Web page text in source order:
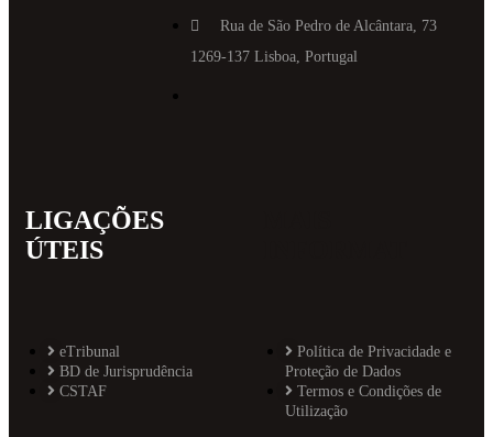
Rua de São Pedro de Alcântara, 73
1269-137 Lisboa, Portugal
LIGAÇÕES
ÚTEIS
eTribunal
BD de Jurisprudência
CSTAF
Política de Privacidade e
Proteção de Dados
Termos e Condições de
Utilização